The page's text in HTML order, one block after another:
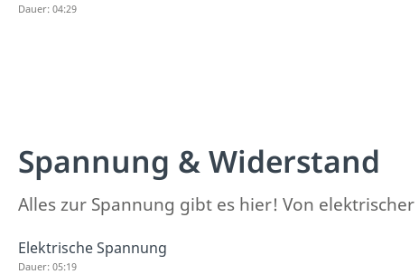
Dauer: 04:29
Spannung & Widerstand
Alles zur Spannung gibt es hier! Von
Elektrische Spannung
Dauer: 05:19